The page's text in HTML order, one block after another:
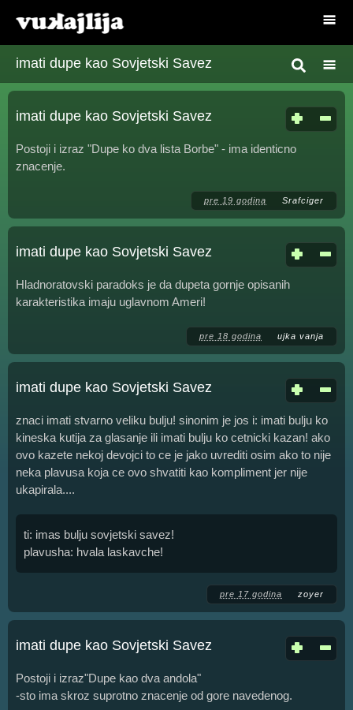
imati dupe kao Sovjetski Savez
imati dupe kao Sovjetski Savez
Postoji i izraz "Dupe ko dva lista Borbe" - ima identicno
znacenje.
pre 19 godina Srafciger
imati dupe kao Sovjetski Savez
Hladnoratovski paradoks je da dupeta gornje opisanih
karakteristika imaju uglavnom Ameri!
pre 18 godina ujka vanja
imati dupe kao Sovjetski Savez
znaci imati stvarno veliku bulju! sinonim je jos i: imati bulju ko
kineska kutija za glasanje ili imati bulju ko cetnicki kazan! ako
ovo kazete nekoj devojci to ce je jako uvrediti osim ako to nije
neka plavusa koja ce ovo shvatiti kao kompliment jer nije
ukapirala....
ti: imas bulju sovjetski savez!
plavusha: hvala laskavche!
pre 17 godina zoyer
imati dupe kao Sovjetski Savez
Postoji i izraz"Dupe kao dva andola"
-sto ima skroz suprotno znacenje od gore navedenog.